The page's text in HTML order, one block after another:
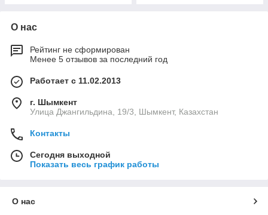
О нас
Рейтинг не сформирован
Менее 5 отзывов за последний год
Работает с 11.02.2013
г. Шымкент
Улица Джангильдина, 19/3, Шымкент, Казахстан
Контакты
Сегодня выходной
Показать весь график работы
О нас